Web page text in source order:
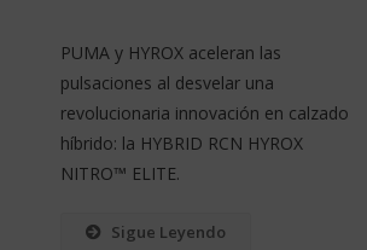
PUMA y HYROX aceleran las
pulsaciones al desvelar una
revolucionaria innovación en calzado
híbrido: la HYBRID RCN HYROX
NITRO™ ELITE.
Sigue Leyendo